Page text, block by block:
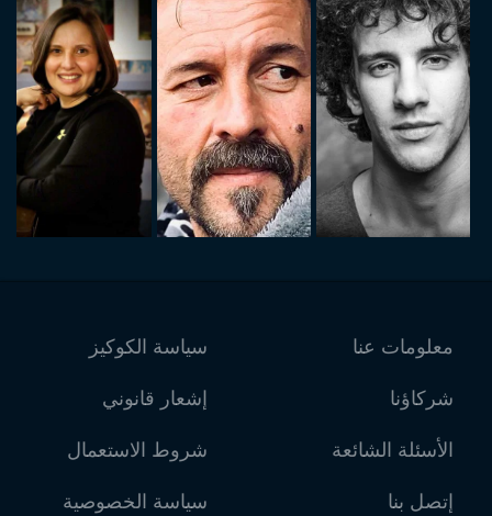
معلومات عنا
شركاؤنا
الأسئلة الشائعة
إتصل بنا
سياسة الكوكيز
إشعار قانوني
شروط الاستعمال
سياسة الخصوصية